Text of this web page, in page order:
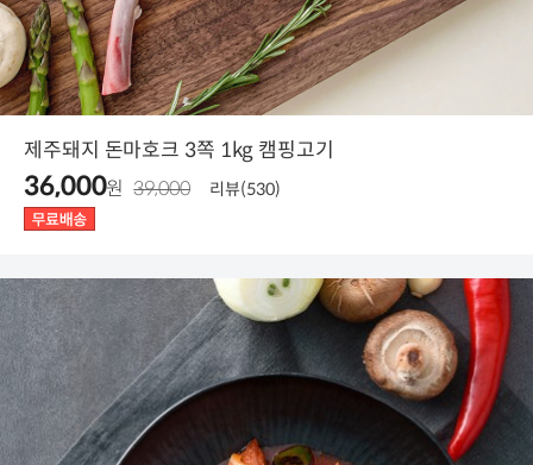
제주돼지 돈마호크 3쪽 1kg 캠핑고기
36,000원 39,000 리뷰(530)